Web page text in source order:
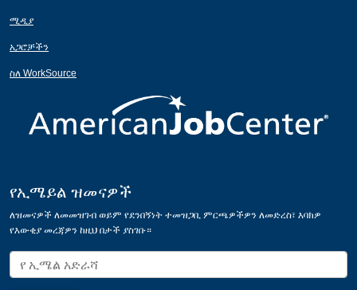
ሚዲያ
አጋሮቻችን
ስለ WorkSource
የኢሜይል ዝመናዎች
ለዝመናዎች ለመመዝገብ ወይም የደንበኝነት ተመዝጋቢ ምርጫዎችዎን ለመድረስ፣ እባክዎ
የእውቂያ መረጃዎን ከዚህ በታች ያስገቡ።